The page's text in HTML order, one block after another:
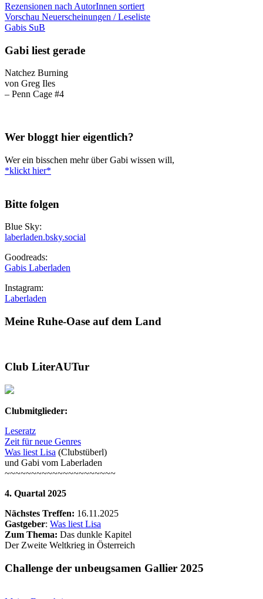
Rezensionen nach AutorInnen sortiert
Vorschau Neuerscheinungen / Leseliste
Gabis SuB
Gabi liest gerade
Natchez Burning
von Greg Iles
– Penn Cage #4
Wer bloggt hier eigentlich?
Wer ein bisschen mehr über Gabi wissen will,
*klickt hier*
Bitte folgen
Blue Sky:
laberladen.bsky.social
Goodreads:
Gabis Laberladen
Instagram:
Laberladen
Meine Ruhe-Oase auf dem Land
Club LiterAUTur
Clubmitglieder:
Leseratz
Zeit für neue Genres
Was liest Lisa (Clubstüberl)
und Gabi vom Laberladen
~~~~~~~~~~~~~~~~~~~~~
4. Quartal 2025
Nächstes Treffen: 16.11.2025
Gastgeber: Was liest Lisa
Zum Thema: Das dunkle Kapitel
Der Zweite Weltkrieg in Österreich
Challenge der unbeugsamen Gallier 2025